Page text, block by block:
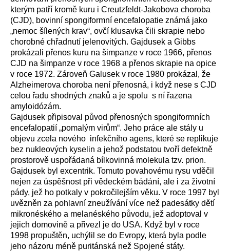
kterým patří kromě kuru i Creutzfeldt-Jakobova choroba
(CJD), bovinní spongiformní encefalopatie známá jako
„nemoc šílených krav“, ovčí klusavka čili skrapie nebo
chorobné chřadnutí jelenovitých. Gajdusek a Gibbs
prokázali přenos kuru na šimpanze v roce 1966, přenos
CJD na šimpanze v roce 1968 a přenos skrapie na opice
v roce 1972. Zároveň Galusek v roce 1980 prokázal, že
Alzheimerova choroba není přenosná, i když nese s CJD
celou řadu shodných znaků a je spolu s ní řazena
amyloidózám.
Gajdusek připisoval původ přenosných spongiformních
encefalopatií „pomalým virům“. Jeho práce ale stály u
objevu zcela nového infekčního agens, které se replikuje
bez nukleových kyselin a jehož podstatou tvoří defektně
prostorově uspořádaná bílkovinná molekula tzv. prion.
Gajdusek byl excentrik. Tomuto povahovému rysu vděčil
nejen za úspěšnost při vědeckém bádání, ale i za životní
pády, jež ho potkaly v pokročilejším věku. V roce 1997 byl
uvězněn za pohlavní zneužívání více než padesátky dětí
mikronéského a melanéského původu, jež adoptoval v
jejich domovině a přivezl je do USA. Když byl v roce
1998 propuštěn, uchýlil se do Evropy, která byla podle
jeho názoru méně puritánská než Spojené státy.